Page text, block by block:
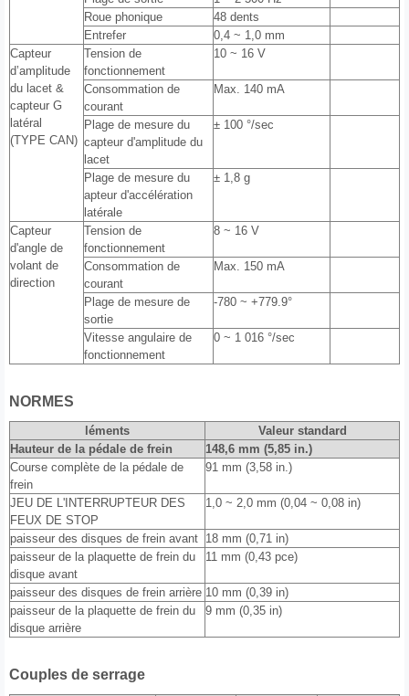
Roue phonique
48 dents
Entrefer
0,4 ~ 1,0 mm
Capteur
d’amplitude
du lacet &
capteur G
latéral
(TYPE CAN)
Tension de
fonctionnement
10 ~ 16 V
Consommation de
courant
Max. 140 mA
Plage de mesure du
capteur d'amplitude du
lacet
± 100 °/sec
Plage de mesure du
apteur d'accélération
latérale
± 1,8 g
Capteur
d'angle de
volant de
direction
Tension de
fonctionnement
8 ~ 16 V
Consommation de
courant
Max. 150 mA
Plage de mesure de
sortie
-780 ~ +779.9°
Vitesse angulaire de
fonctionnement
0 ~ 1 016 °/sec
NORMES
léments
Valeur standard
Hauteur de la pédale de frein
148,6 mm (5,85 in.)
Course complète de la pédale de
frein
91 mm (3,58 in.)
JEU DE L'INTERRUPTEUR DES
FEUX DE STOP
1,0 ~ 2,0 mm (0,04 ~ 0,08 in)
paisseur des disques de frein avant 18 mm (0,71 in)
paisseur de la plaquette de frein du
disque avant
11 mm (0,43 pce)
paisseur des disques de frein arrière 10 mm (0,39 in)
paisseur de la plaquette de frein du
disque arrière
9 mm (0,35 in)
Couples de serrage